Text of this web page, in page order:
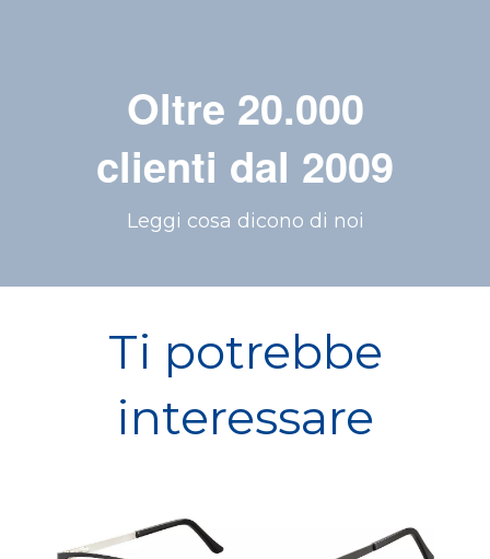
Oltre 20.000
clienti dal 2009
Leggi cosa dicono di noi
Ti potrebbe
interessare